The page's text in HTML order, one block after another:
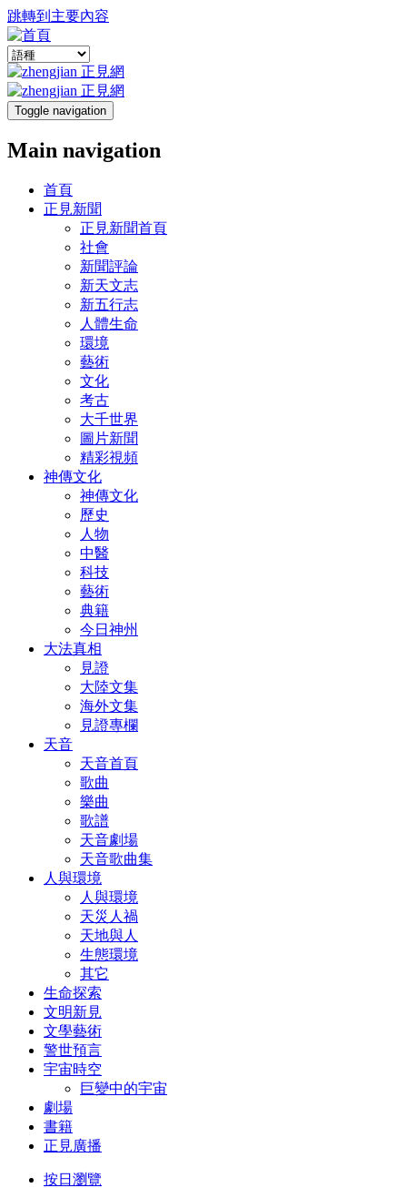
跳轉到主要內容
Toggle navigation
Main navigation
首頁
正見新聞
正見新聞首頁
社會
新聞評論
新天文志
新五行志
人體生命
環境
藝術
文化
考古
大千世界
圖片新聞
精彩視頻
神傳文化
神傳文化
歷史
人物
中醫
科技
藝術
典籍
今日神州
大法真相
見證
大陸文集
海外文集
見證專欄
天音
天音首頁
歌曲
樂曲
歌譜
天音劇場
天音歌曲集
人與環境
人與環境
天災人禍
天地與人
生態環境
其它
生命探索
文明新見
文學藝術
警世預言
宇宙時空
巨變中的宇宙
劇場
書籍
正見廣播
按日瀏覽